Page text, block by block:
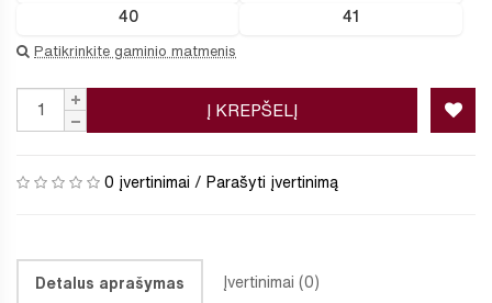
40 41
Patikrinkite gaminio matmenis
Į KREPŠELĮ
0 įvertinimai / Parašyti įvertinimą
Detalus aprašymas Įvertinimai (0)